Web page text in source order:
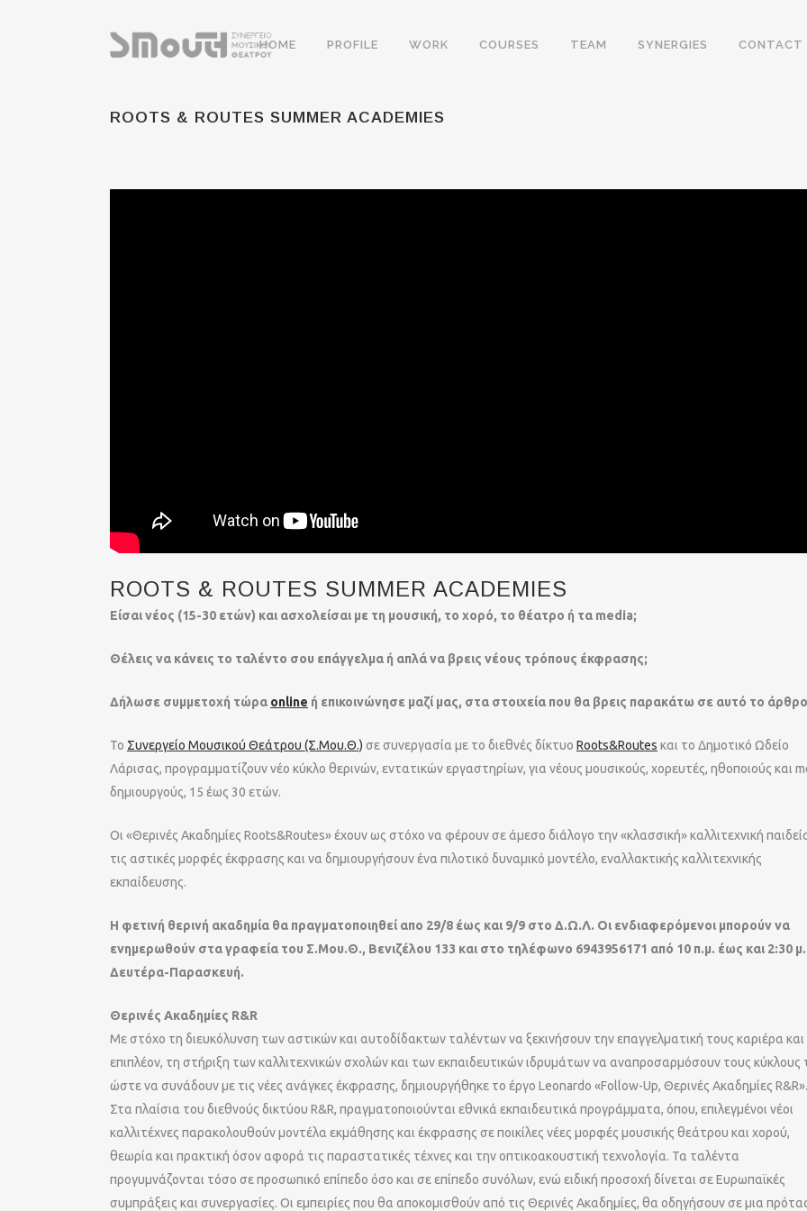
HOME PROFILE WORK COURSES TEAM SYNERGIES CONTACT
ROOTS & ROUTES SUMMER ACADEMIES
ROOTS & ROUTES SUMMER ACADEMIES
Είσαι νέος (15-30 ετών) και ασχολείσαι με τη μουσική, το χορό, το θέατρο ή τα media;
Θέλεις να κάνεις το ταλέντο σου επάγγελμα ή απλά να βρεις νέους τρόπους έκφρασης;
Δήλωσε συμμετοχή τώρα online ή επικοινώνησε μαζί μας, στα στοιχεία που θα βρεις παρακάτω σε αυτό το
Το Συνεργείο Μουσικού Θεάτρου (Σ.Μου.Θ.) σε συνεργασία με το διεθνές δίκτυο Roots&Routes και το Δημοτικό Ωδείο
Λάρισας, προγραμματίζουν νέο κύκλο θερινών, εντατικών εργαστηρίων, για νέους μουσικούς, χορευτές, ηθοποιούς και
δημιουργούς, 15 έως 30 ετών.
Οι «Θερινές Ακαδημίες Roots&Routes» έχουν ως στόχο να φέρουν σε άμεσο διάλογο την «κλασσική» καλλιτεχνική
τις αστικές μορφές έκφρασης και να δημιουργήσουν ένα πιλοτικό δυναμικό μοντέλο, εναλλακτικής καλλιτεχνικής
εκπαίδευσης.
Η φετινή θερινή ακαδημία θα πραγματοποιηθεί απο 29/8 έως και 9/9 στο Δ.Ω.Λ. Οι ενδιαφερόμενοι μπορούν να
ενημερωθούν στα γραφεία του Σ.Μου.Θ., Βενιζέλου 133 και στο τηλέφωνο 6943956171 από 10 π.μ. έως και 2:30
Δευτέρα-Παρασκευή.
Θερινές Ακαδημίες R&R
Με στόχο τη διευκόλυνση των αστικών και αυτοδίδακτων ταλέντων να ξεκινήσουν την επαγγελματική τους καριέρα και
επιπλέον, τη στήριξη των καλλιτεχνικών σχολών και των εκπαιδευτικών ιδρυμάτων να αναπροσαρμόσουν τους κύκλους
ώστε να συνάδουν με τις νέες ανάγκες έκφρασης, δημιουργήθηκε το έργο Leonardo «Follow-Up, Θερινές Ακαδημίες R&R».
Στα πλαίσια του διεθνούς δικτύου R&R, πραγματοποιούνται εθνικά εκπαιδευτικά προγράμματα, όπου, επιλεγμένοι νέοι
καλλιτέχνες παρακολουθούν μοντέλα εκμάθησης και έκφρασης σε ποικίλες νέες μορφές μουσικής θεάτρου και χορού,
θεωρία και πρακτική όσον αφορά τις παραστατικές τέχνες και την οπτικοακουστική τεχνολογία. Τα ταλέντα
προγυμνάζονται τόσο σε προσωπικό επίπεδο όσο και σε επίπεδο συνόλων, ενώ ειδική προσοχή δίνεται σε Ευρωπαϊκές
συμπράξεις και συνεργασίες. Οι εμπειρίες που θα αποκομισθούν από τις Θερινές Ακαδημίες, θα οδηγήσουν σε μια